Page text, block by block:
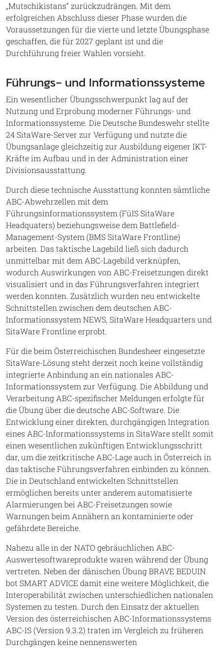
„Mutschikistans“ zurückzudrängen. Mit dem
erfolgreichen Abschluss dieser Phase wurden die
Voraussetzungen für die vierte und letzte Übungsphase
geschaffen, die für 2027 geplant ist und die
Durchführung freier Wahlen vorsieht.
Führungs- und Informationssysteme
Ein wesentlicher Übungsschwerpunkt lag auf der
Nutzung und Erprobung moderner Führungs- und
Informationssysteme. Die Deutsche Bundeswehr stellte
24 SitaWare-Server zur Verfügung und nutzte die
Übungsanlage gleichzeitig zur Ausbildung eigener IKT-
Kräfte im Aufbau und in der Administration einer
Divisionsausstattung.
Durch diese technische Ausstattung konnten sämtliche
ABC-Abwehrzellen mit dem
Führungsinformationssystem (FüIS SitaWare
Headquaters) beziehungsweise dem Battlefield-
Management-System (BMS SitaWare Frontline)
arbeiten. Das taktische Lagebild ließ sich dadurch
unmittelbar mit dem ABC-Lagebild verknüpfen,
wodurch Auswirkungen von ABC-Freisetzungen direkt
visualisiert und in das Führungsverfahren integriert
werden konnten. Zusätzlich wurden neu entwickelte
Schnittstellen zwischen dem deutschen ABC-
Informationssystem NEWS, SitaWare Headquarters und
SitaWare Frontline erprobt.
Für die beim Österreichischen Bundesheer eingesetzte
SitaWare-Lösung steht derzeit noch keine vollständig
integrierte Anbindung an ein nationales ABC-
Informationssystem zur Verfügung. Die Abbildung und
Verarbeitung ABC-spezifischer Meldungen erfolgte für
die Übung über die deutsche ABC-Software. Die
Entwicklung einer direkten, durchgängigen Integration
eines ABC-Informationssystems in SitaWare stellt somit
einen wesentlichen zukünftigen Entwicklungsschritt
dar, um die zeitkritische ABC-Lage auch in Österreich in
das taktische Führungsverfahren einbinden zu können.
Die in Deutschland entwickelten Schnittstellen
ermöglichen bereits unter anderem automatisierte
Alarmierungen bei ABC-Freisetzungen sowie
Warnungen beim Annähern an kontaminierte oder
gefährdete Bereiche.
Nahezu alle in der NATO gebräuchlichen ABC-
Auswertesoftwareprodukte waren während der Übung
vertreten. Neben der dänischen Übung BRAVE BEDUIN
bot SMART ADVICE damit eine weitere Möglichkeit, die
Interoperabilität zwischen unterschiedlichen nationalen
Systemen zu testen. Durch den Einsatz der aktuellen
Version des österreichischen ABC-Informationssystems
ABC-IS (Version 9.3.2) traten im Vergleich zu früheren
Durchgängen keine nennenswerten